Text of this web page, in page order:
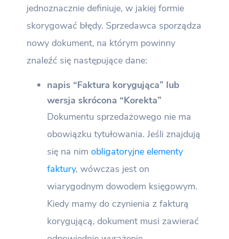
jednoznacznie definiuje, w jakiej formie
skorygować błędy. Sprzedawca sporządza
nowy dokument, na którym powinny
znaleźć się następujące dane:
napis “Faktura korygująca” lub
wersja skrócona “Korekta”
Dokumentu sprzedażowego nie ma
obowiązku tytułowania. Jeśli znajdują
się na nimobligatoryjne elementy
faktury, wówczas jest on
wiarygodnym dowodem księgowym.
Kiedy mamy do czynienia z fakturą
korygującą, dokument musi zawierać